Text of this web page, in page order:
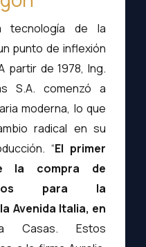
tecnología de la
punto de inflexión
partir de 1978, Ing.
S.A. comenzó a
moderna, lo que
radical en su
“El primer
la compra de
para la
Avenida Italia, en
Casas. Estos